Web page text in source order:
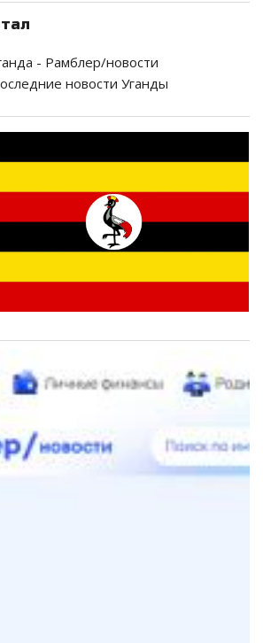
- Рамблер/новости
новости Уганды